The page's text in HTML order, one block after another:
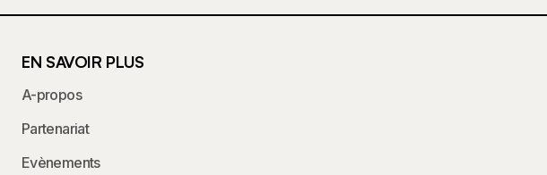
EN SAVOIR PLUS
A-propos
Partenariat
Evènements